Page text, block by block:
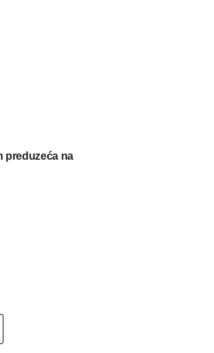
preduzeća na